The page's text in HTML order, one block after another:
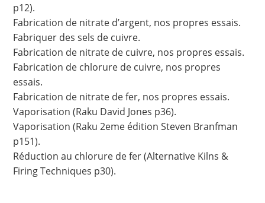
p12).
Fabrication de nitrate d’argent, nos propres essais.
Fabriquer des sels de cuivre.
Fabrication de nitrate de cuivre, nos propres essais.
Fabrication de chlorure de cuivre, nos propres
essais.
Fabrication de nitrate de fer, nos propres essais.
Vaporisation (Raku David Jones p36).
Vaporisation (Raku 2eme édition Steven Branfman
p151).
Réduction au chlorure de fer (Alternative Kilns &
Firing Techniques p30).